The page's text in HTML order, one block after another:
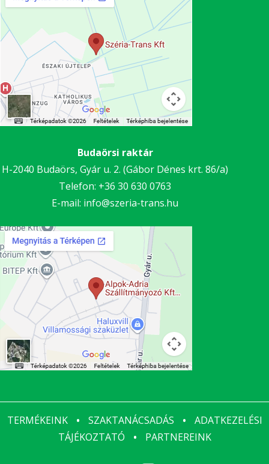
Budaörsi raktár
H-2040 Budaörs, Gyár u. 2. (Gábor Dénes krt. 86/a)
Telefon: +36 30630 0763
E-mail: info@szeria-trans.hu
TERMÉKEINK • SZAKTANÁCSADÁS •
ADATKEZELÉSI
TÁJÉKOZTATÓ
• PARTNEREINK